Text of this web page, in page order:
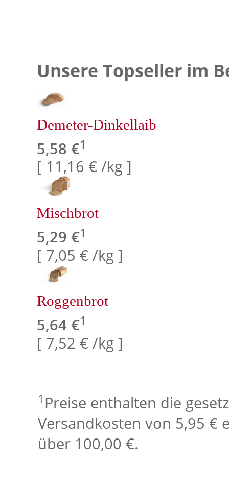
Unsere Topseller im
Demeter-Dinkellaib
5,58 €1
[ 11,16 € /kg ]
Mischbrot
5,29 €1
[ 7,05 € /kg ]
Roggenbrot
5,64 €1
[ 7,52 € /kg ]
1 Preise enthalten die
Versandkosten von 5,95 €
über 100,00 €.